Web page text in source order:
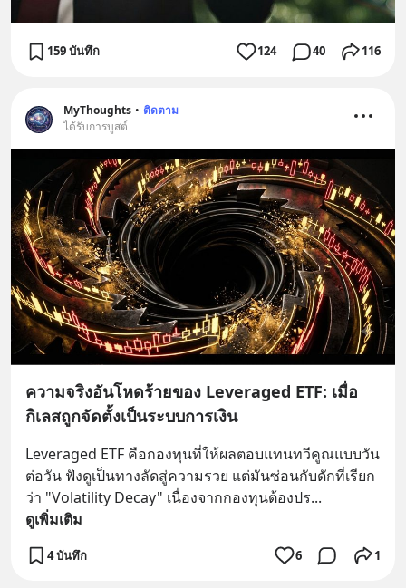
159 บันทึก 124 40 116
MyThoughts • ติดตาม
ได้รับการบูสต์
ความจริงอันโหดร้ายของ Leveraged ETF: เมื่อ
กิเลสถูกจัดตั้งเป็นระบบการเงิน
Leveraged ETF คือกองทุนที่ให้ผลตอบแทนทวีคูณแบบวัน
ต่อวัน ฟังดูเป็นทางลัดสู่ความรวย แต่มันซ่อนกับดักที่เรียก
ว่า "Volatility Decay" เนื่องจากกองทุนต้องปร...
ดูเพิ่มเติม
4 บันทึก 6 1